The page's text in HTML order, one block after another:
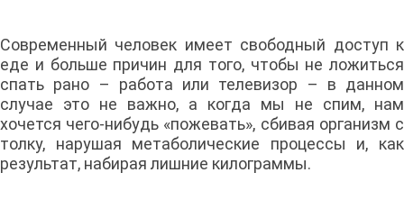
Современный человек имеет свободный доступ к
еде и больше причин для того, чтобы не ложиться
спать рано – работа или телевизор – в данном
случае это не важно, а когда мы не спим, нам
хочется чего-нибудь «пожевать», сбивая организм с
толку, нарушая метаболические процессы и, как
результат, набирая лишние килограммы.